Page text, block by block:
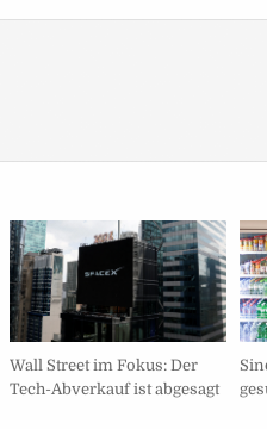
Wall Street im Fokus: Der
Tech-Abverkauf ist abgesagt